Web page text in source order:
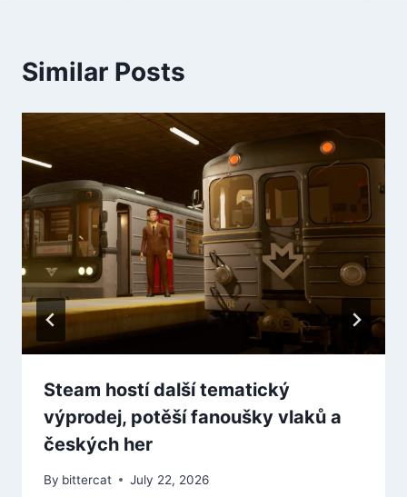
Similar Posts
Steam hostí další tematický
výprodej, potěší fanoušky vlaků a
českých her
By bittercat July 22, 2026